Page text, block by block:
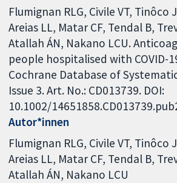
Flumignan RLG, Civile VT, Tinôco
Areias LL, Matar CF, Tendal B,
Atallah ÁN, Nakano LCU.
people hospitalised with COVID-
Cochrane Database of
Issue 3. Art. No.: CD013739. DOI:
10.1002/
Autor*innen
Flumignan RLG Civile VT Tinôco
Areias LL Matar CF Tendal B
Atallah ÁN Nakano LCU